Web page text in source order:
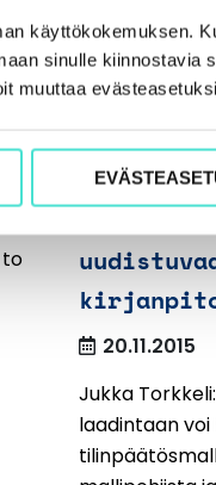
käyttökokemuksen.
sinulle kiinnostavia
muuttaa
to
20.11.2015
Jukka
laadintaan